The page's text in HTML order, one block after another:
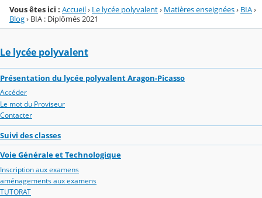
Vous êtes ici : Accueil› Le lycée polyvalent› Matières enseignées› BIA›
Blog› BIA : Diplômés 2021
Le lycée polyvalent
Présentation du lycée polyvalent Aragon-Picasso
Accéder
Le mot du Proviseur
Contacter
Suivi des classes
Voie Générale et Technologique
Inscription aux examens
aménagements aux examens
TUTORAT